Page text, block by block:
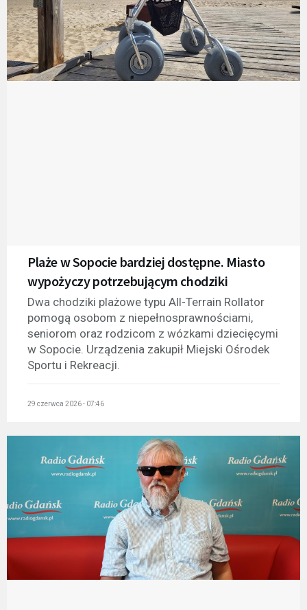
Plaże w Sopocie bardziej dostępne. Miasto
wypożyczy potrzebującym chodziki
Dwa chodziki plażowe typu All-Terrain Rollator
pomogą osobom z niepełnosprawnościami,
seniorom oraz rodzicom z wózkami dziecięcymi
w Sopocie. Urządzenia zakupił Miejski Ośrodek
Sportu i Rekreacji.
29 czerwca 2026 - 07:46